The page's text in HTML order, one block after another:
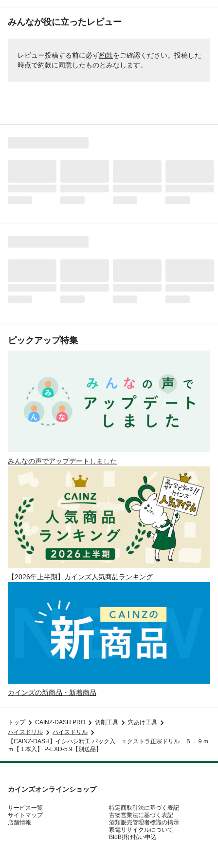
みんなが役に立ったレビュー
レビュー投稿する前に必ず約款をご確認ください。投稿した
時点で約款に同意したものとみなします。
ピックアップ特集
みんなの声でアップデートしました
【2026年上半期】カインズ人気商品ランキング
カインズの新商品・新着商品
トップ CAINZ-DASH PRO 切削工具
穴あけ工具
ハイスドリル
ハイスドリル
【CAINZ-DASH】イシハシ精工 パック入 エクストラ正宗ドリル ５．９ｍ
ｍ【１本入】 P-EXD-5.9【別送品】
カインズオンラインショップ
サービス一覧
サイトマップ
店舗情報
特定商取引法に基づく表記
古物営業法に基づく表記
酒類販売管理者標識の掲示
家電リサイクルについて
BtoB掛け払い申込